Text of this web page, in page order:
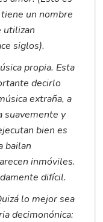
un nombre
utilizan
siglos).
propia. Esta
decirlo
extraña, a
suavemente y
bien es
bailan
inmóviles.
difícil.
lo mejor sea
decimonónica: